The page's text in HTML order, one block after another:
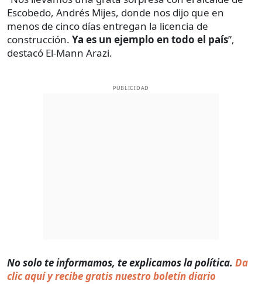
Escobedo, Andrés Mijes, donde nos dijo que en
menos de cinco días entregan la licencia de
construcción. Ya es un ejemplo en todo el país”,
destacó El-Mann Arazi.
PUBLICIDAD
No solo te informamos, te explicamos la política. Da
clic aquí y recibe gratis nuestro boletín diario